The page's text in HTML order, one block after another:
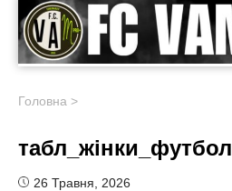
Головна >
табл_жінки_футбол
26 Травня, 2026